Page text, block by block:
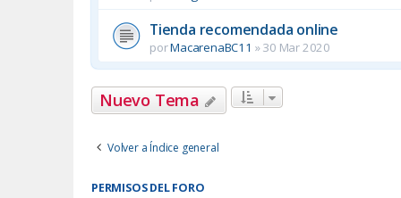
Tienda recomendada online
porMacarenaBC11 »30 Mar 2020
Nuevo Tema
Volver a Índice general
PERMISOS DEL FORO